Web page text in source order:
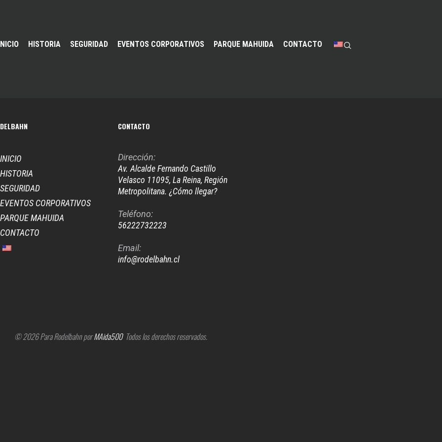
HISTORIA SEGURIDAD EVENTOS CORPORATIVOS PARQUE MAHUIDA CONTACTO
INICIO
HISTORIA
SEGURIDAD
EVENTOS CORPORATIVOS
PARQUE MAHUIDA
CONTACTO
CONTACTO
Dirección:
Av. Alcalde Fernando Castillo
Velasco 11095, La Reina, Región
Metropolitana. ¿Cómo llegar?
Teléfono:
56222732223
Email:
info@rodelbahn.cl
© 2026 Para Rodelbahn porMAida500Todos los derechos reservados.